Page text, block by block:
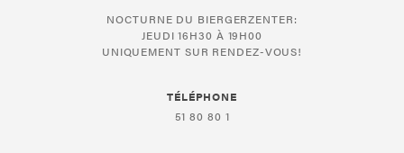
NOCTURNE DU BIERGERZENTER:
JEUDI 16H30 À 19H00
UNIQUEMENT SUR RENDEZ-VOUS!
TÉLÉPHONE
51 80 80 1